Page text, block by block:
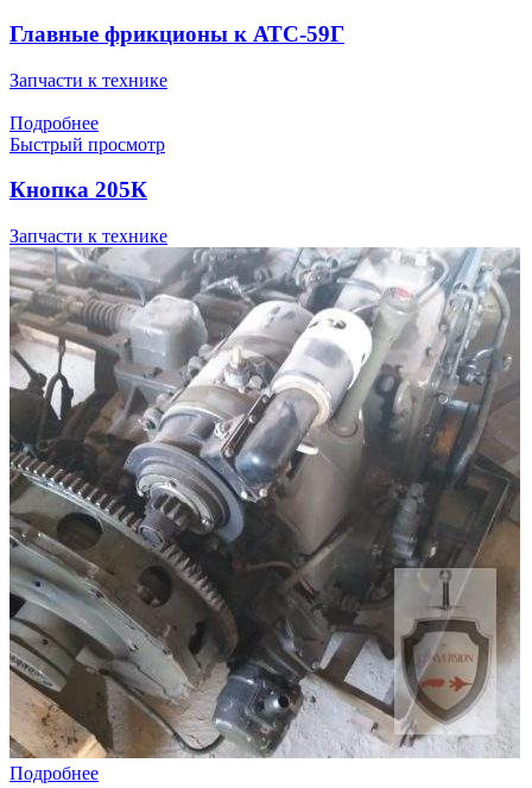
Главные фрикционы к АТС-59Г
Запчасти к технике
Подробнее
Быстрый просмотр
Кнопка 205К
Запчасти к технике
Подробнее